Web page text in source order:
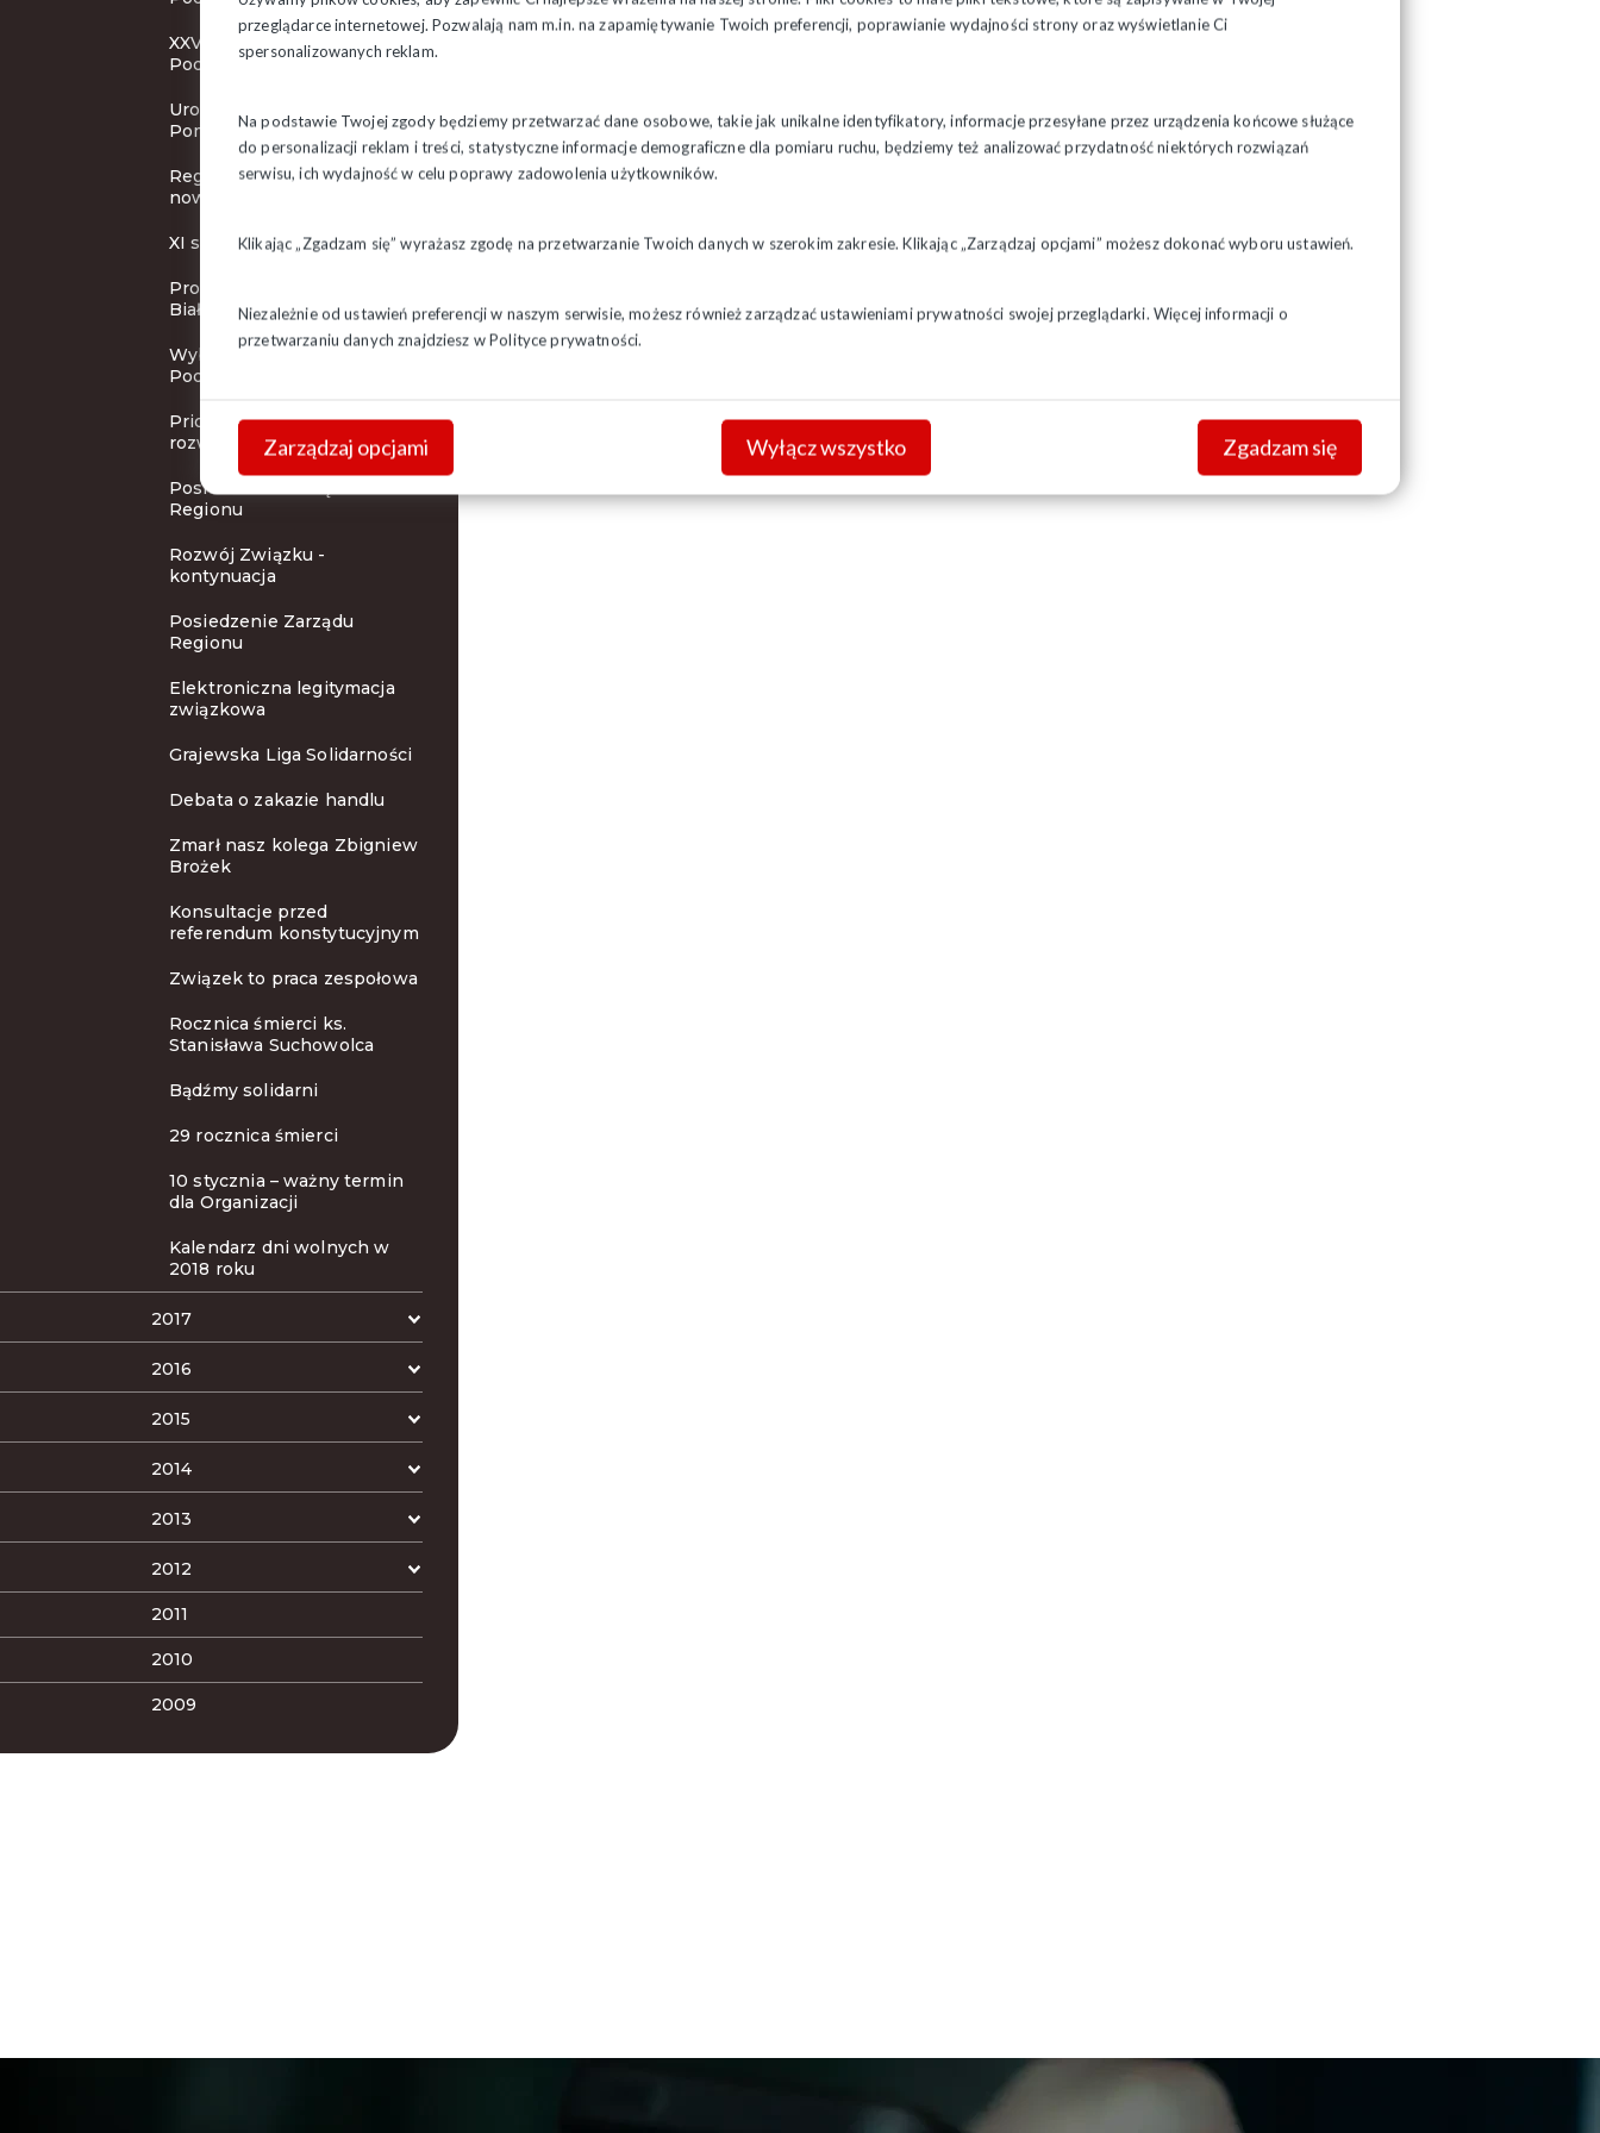
przeglądarce internetowej. Pozwalają nam m.in. na zapamiętywanie Twoich preferencji, poprawianie wydajności strony oraz wyświetlanie Ci
spersonalizowanych reklam.
Na podstawie Twojej zgody będziemy przetwarzać dane osobowe, takie jak unikalne identyfikatory, informacje przesyłane przez urządzenia końcowe służące
do personalizacji reklam i treści, statystyczne informacje demograficzne dla pomiaru ruchu, będziemy też analizować przydatność niektórych rozwiązań
serwisu, ich wydajność w celu poprawy zadowolenia użytkowników.
Klikając „Zgadzam się” wyrażasz zgodę na przetwarzanie Twoich danych w szerokim zakresie. Klikając „Zarządzaj opcjami” możesz dokonać wyboru ustawień.
Niezależnie od ustawień preferencji w naszym serwisie, możesz również zarządzać ustawieniami prywatności swojej przeglądarki. Więcej informacji o
przetwarzaniu danych znajdziesz wPolityce prywatności.
Zarządzaj opcjami Wyłącz wszystko Zgadzam się
XXVII WZD Regionu
Podlaskiego
Uroczystości odsłonięcia
Pomnika
Region wybrał władze na
nową kadencję
XI szkolny turniej BRD
Protest na Uniwersytecie w
Białymstoku
Wybory w Bielsku
Podlaskim
Priorytet działań OZ –
rozwój Związku
Posiedzenie Zarządu
Regionu
Rozwój Związku -
kontynuacja
Posiedzenie Zarządu
Regionu
Elektroniczna legitymacja
związkowa
Grajewska Liga Solidarności
Debata o zakazie handlu
Zmarł nasz kolega Zbigniew
Brożek
Konsultacje przed
referendum konstytucyjnym
Związek to praca zespołowa
Rocznica śmierci ks.
Stanisława Suchowolca
Bądźmy solidarni
29 rocznica śmierci
10 stycznia – ważny termin
dla Organizacji
Kalendarz dni wolnych w
2018 roku
2017
2016
2015
2014
2013
2012
2011
2010
2009